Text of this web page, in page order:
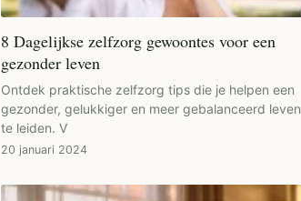
8 Dagelijkse zelfzorg gewoontes voor een
gezonder leven
Ontdek praktische zelfzorg tips die je helpen een
gezonder, gelukkiger en meer gebalanceerd leven
te leiden. V
20 januari 2024